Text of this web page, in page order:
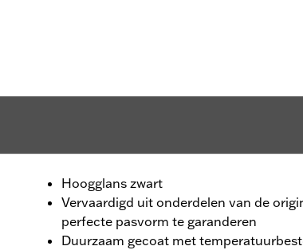
Hoogglans zwart
Vervaardigd uit onderdelen van de
perfecte pasvorm te garanderen
Duurzaam gecoat met